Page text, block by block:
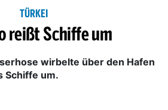
TÜRKEI
reißt Schiffe um
wirbelte über den Hafen
Schiffe um.